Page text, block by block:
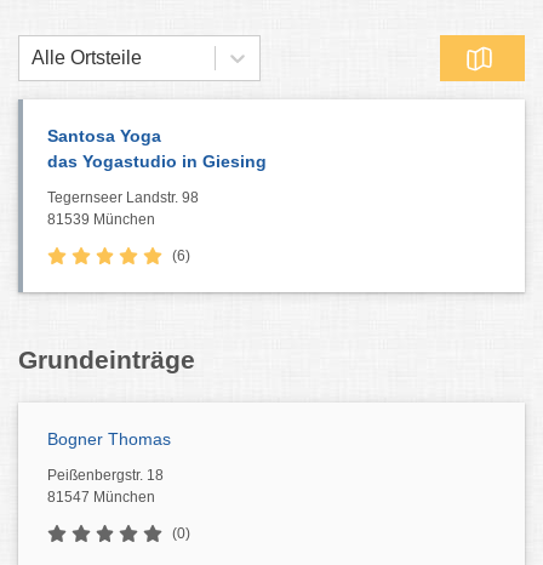
Alle Ortsteile
Santosa Yoga
das Yogastudio in Giesing
Tegernseer Landstr. 98
81539 München
(6)
Grundeinträge
Bogner Thomas
Peißenbergstr. 18
81547 München
(0)